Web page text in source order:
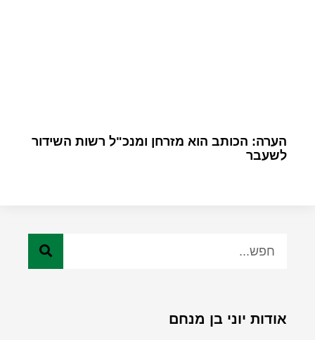
הערה: הכותב הוא מזרחן ומנכ"ל רשות השידור
לשעבר
אודות יוני בן מנחם